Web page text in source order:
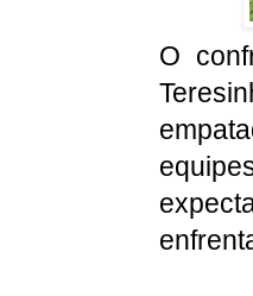
O